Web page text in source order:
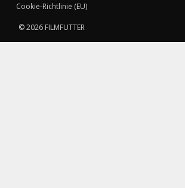
Cookie-Richtlinie (EU)
© 2026 FILMFUTTER